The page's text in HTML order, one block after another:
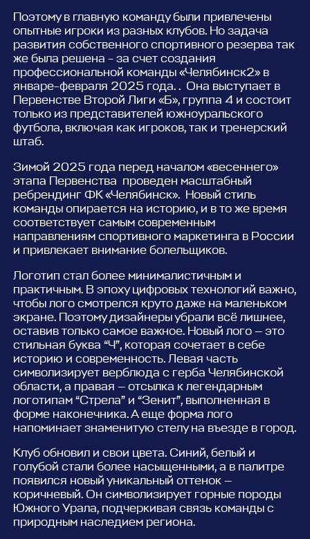
Поэтому в главную команду были привлечены
опытные игроки из разных клубов. Но задача
развития собственного спортивного резерва так
же была решена – за счет создания
профессиональной команды «Челябинск2» в
январе-февраля 2025 года. . Она выступает в
Первенстве Второй Лиги «Б», группа 4 и состоит
только из представителей южноуральского
футбола, включая как игроков, так и тренерский
штаб.
Зимой 2025 года перед началом «весеннего»
этапа Первенства проведен масштабный
ребрендинг ФК «Челябинск». Новый стиль
команды опирается на историю, и в то же время
соответствует самым современным
направлениям спортивного маркетинга в России
и привлекает внимание болельщиков.
Логотип стал более минималистичным и
практичным. В эпоху цифровых технологий важно,
чтобы лого смотрелся круто даже на маленьком
экране. Поэтому дизайнеры убрали всё лишнее,
оставив только самое важное. Новый лого — это
стильная буква “Ч”, которая сочетает в себе
историю и современность. Левая часть
символизирует верблюда с герба Челябинской
области, а правая — отсылка к легендарным
логотипам “Стрела” и “Зенит”, выполненная в
форме наконечника. А еще форма лого
напоминает знаменитую стелу на въезде в город.
Клуб обновил и свои цвета. Синий, белый и
голубой стали более насыщенными, а в палитре
появился новый уникальный оттенок —
коричневый. Он символизирует горные породы
Южного Урала, подчеркивая связь команды с
природным наследием региона.